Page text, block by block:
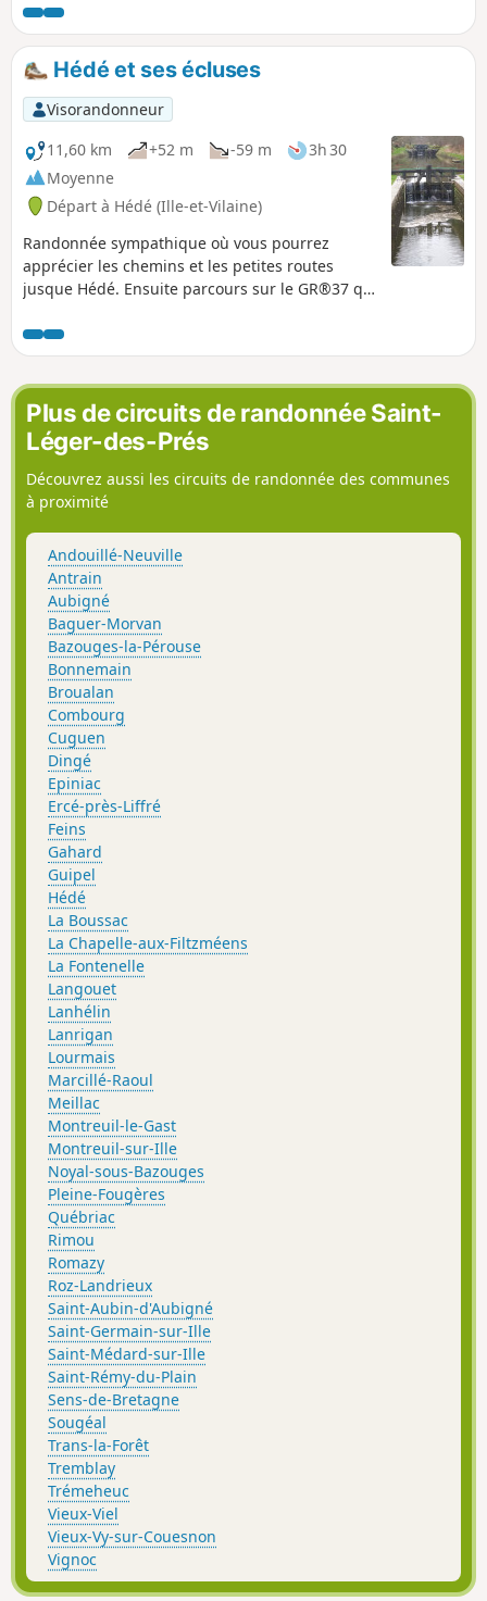
des artisans : le Site archéologique de l'Auge
des Sabotiers l'atteste. À l'époque romaine
puis au Moyen-Age ses activités n'ont cessé
d'évoluer avec en toile de fond la présence
de la religion. Cette promenade 100% en
forêt vous invite à découvrir tous ces lieux
chargés d'histoire.
Hédé et ses écluses
Visorandonneur
11,60 km
+52 m -59 m
3h 30
Moyenne
Départ à Hédé (Ille-et-Vilaine)
Randonnée sympathique où vous pourrez
apprécier les chemins et les petites routes
jusque Hédé. Ensuite parcours sur le GR®37 qui
chemins de halage jusqu'au point de départ.
N'oubliez pas votre appareil photo.
Plus de circuits de randonnée Saint-
Léger-des-Prés
Découvrez aussi les circuits de randonnée des communes
à proximité
Andouillé-Neuville
Antrain
Aubigné
Baguer-Morvan
Bazouges-la-Pérouse
Bonnemain
Broualan
Combourg
Cuguen
Dingé
Epiniac
Ercé-près-Liffré
Feins
Gahard
Guipel
Hédé
La Boussac
La Chapelle-aux-Filtzméens
La Fontenelle
Langouet
Lanhélin
Lanrigan
Lourmais
Marcillé-Raoul
Meillac
Montreuil-le-Gast
Montreuil-sur-Ille
Noyal-sous-Bazouges
Pleine-Fougères
Québriac
Rimou
Romazy
Roz-Landrieux
Saint-Aubin-d'Aubigné
Saint-Germain-sur-Ille
Saint-Médard-sur-Ille
Saint-Rémy-du-Plain
Sens-de-Bretagne
Sougéal
Trans-la-Forêt
Tremblay
Trémeheuc
Vieux-Viel
Vieux-Vy-sur-Couesnon
Vignoc